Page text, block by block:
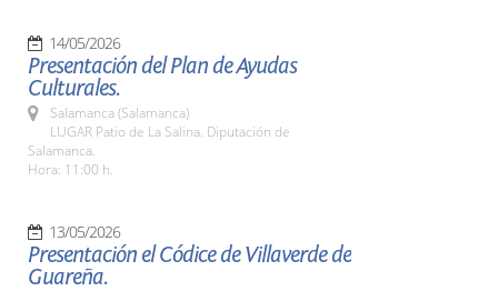
14/05/2026
Presentación del Plan de Ayudas
Culturales.
Salamanca (Salamanca)
LUGAR Patio de La Salina. Diputación de
Salamanca.
Hora: 11:00 h.
13/05/2026
Presentación el Códice de Villaverde de
Guareña.